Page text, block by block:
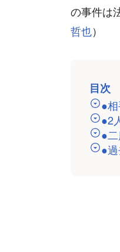
の事件は
哲也）
目次
●
●2
●
●